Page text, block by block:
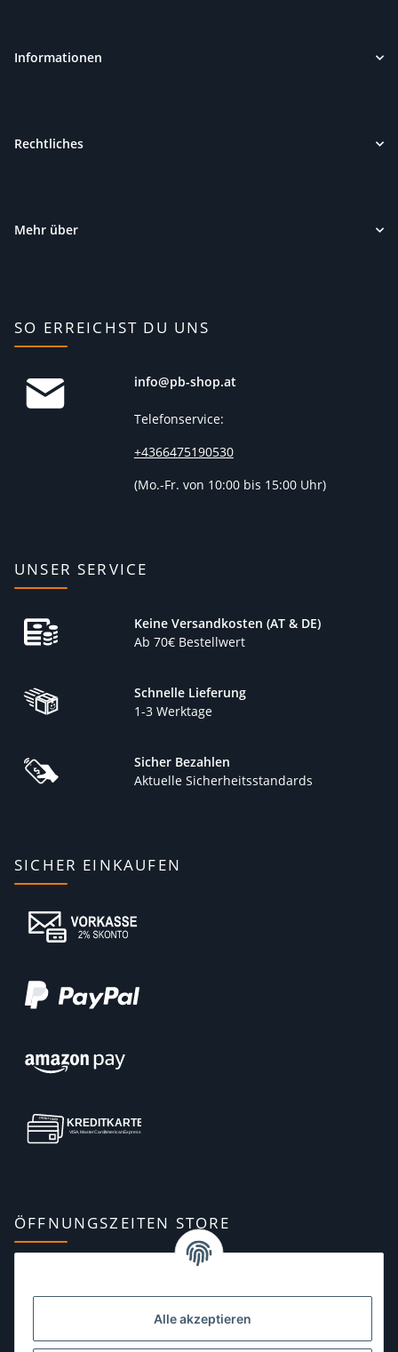
Alle akzeptieren
Informationen
Rechtliches
Mehr über
SO ERREICHST DU UNS
info@pb-shop.at
Telefonservice:
+4366475190530
(Mo.-Fr. von 10:00 bis 15:00 Uhr)
UNSER SERVICE
Keine Versandkosten (AT & DE)
Ab 70€ Bestellwert
Schnelle Lieferung
1-3 Werktage
Sicher Bezahlen
Aktuelle Sicherheitsstandards
SICHER EINKAUFEN
ÖFFNUNGSZEITEN STORE
10:00–13:00, 14:00–18:00 Uhr
Dienstag:10:00–13:00, 14:00–16:00 Uhr